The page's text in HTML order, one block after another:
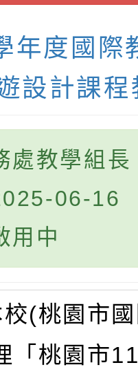
年度國際
設計課
處教學組長
06-16
用中
(桃園市
「桃園市